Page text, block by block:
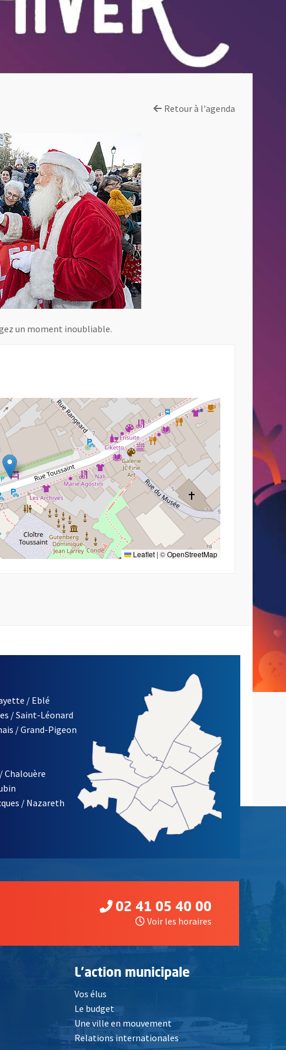
Retour à l'agenda
un moment inoubliable.
Leaflet | ©OpenStreetMap
LA LETTRE D'INFORMATION DE LA VILLE D'ANGERS
/ Eblé
/ Saint-Léonard
/ Grand-Pigeon
Chalouère
/ Nazareth
02 41 05 40 00
Voir les horaires
L'action municipale
Vos élus
Le budget
Une ville en mouvement
Relations internationales